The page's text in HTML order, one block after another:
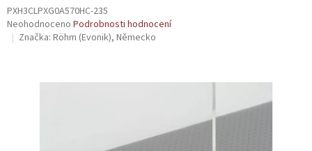
PXH3CLPXG0A570HC-235
Průměrné
hodnocení
Neohodnoceno Podrobnosti hodnocení
Značka: Röhm (Evonik), Německo